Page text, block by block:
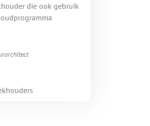
die ook gebruik